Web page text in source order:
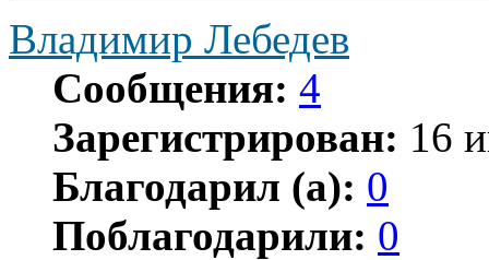
Владимир Лебедев
Сообщения: 4
Зарегистрирован: 16
Благодарил (а): 0
Поблагодарили: 0